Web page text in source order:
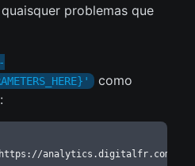
problemas que
como
analytics.digitalfr.com.br/